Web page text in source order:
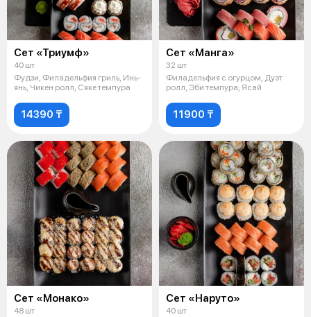
Сет «Триумф»
40 шт
Фудзи, Филадельфия гриль, Инь-
янь, Чикен ролл, Сяке темпура
14390 ₸
Сет «Манга»
32 шт
Филадельфия с огурцом, Дуэт
ролл, Эби темпура, Ясай
11900 ₸
Сет «Монако»
48 шт
Сет «Наруто»
40 шт